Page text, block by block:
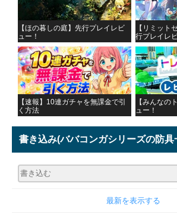
【ほの暮しの庭】先行プレイレビ
ュー！
【リミット
行プレイレ
【速報】10連ガチャを無課金で引
く方法
【みんなの
ュー！
書き込み(ババコンガシリーズの防具
最新を表示する